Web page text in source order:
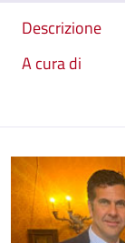
Descrizione
A cura di